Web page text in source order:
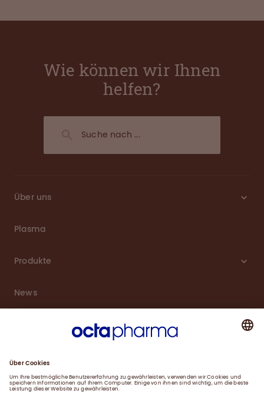
Wie können wir Ihnen
helfen?
Über uns
Plasma
Produkte
News
Downloads